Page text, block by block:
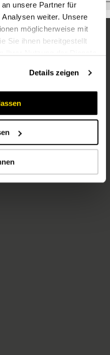
unsere Partner für
weiter. Unsere
möglicherweise mit
Sie ihnen bereitgestellt
Details zeigen